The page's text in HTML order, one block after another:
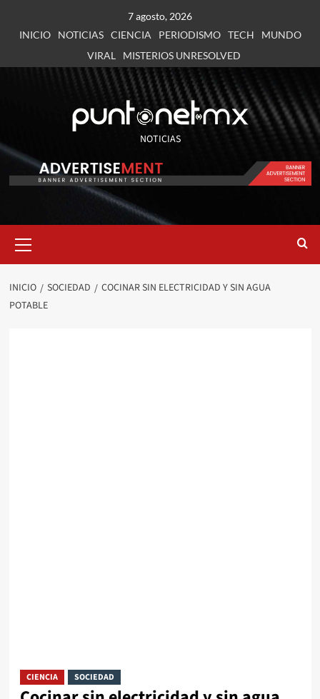
7 agosto, 2026
INICIO
NOTICIAS CIENCIA PERIODISMO TECH
MUNDO
VIRAL
MISTERIOS UNRESOLVED
NOTICIAS
INICIO SOCIEDAD
COCINAR SIN ELECTRICIDAD Y SIN AGUA
POTABLE
CIENCIA SOCIEDAD